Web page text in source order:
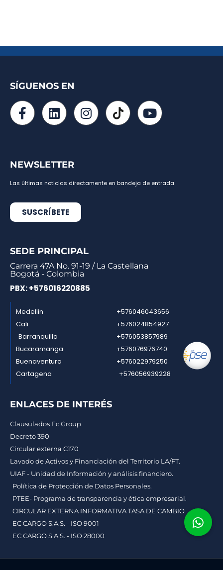
SÍGUENOS EN
NEWSLETTER
Las últimas noticias directamente en bandeja de entrada
SUSCRÍBETE
SEDE PRINCIPAL
Carrera 47A No. 91-19 / La Castellana
Bogotá - Colombia
PBX: +576016220885
Medellin
Cali
Barranquilla
Bucaramanga
Buenaventura
Cartagena
+576046043656
+576024854927
+576053857989
+576076976740
+576022979250
+576056939228
ENLACES DE INTERÉS
Clausulados Ec Group
Decreto 390
Circular externa C170
Lavado de Activos y Financiación del Territorio LA/FT.
UIAF - Unidad de Información y análisis financiero.
Política de Protección de Datos Personales.
PTEE- Programa de transparencia y ética empresarial.
CIRCULAR EXTERNA INFORMATIVA TASA DE CAMBIO
EC CARGO S.A.S. - ISO 9001
EC CARGO S.A.S. - ISO 28000